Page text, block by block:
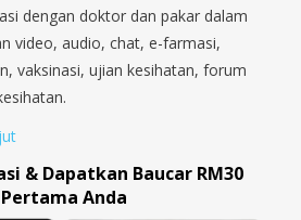
dengan doktor dan pakar dalam
video, audio, chat, e-farmasi,
vaksinasi, ujian kesihatan, forum
& Dapatkan Baucar RM30
Anda